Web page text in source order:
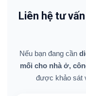
Liên hệ tư
Nếu bạn đang cần
mối cho nhà ở,
được khảo sát